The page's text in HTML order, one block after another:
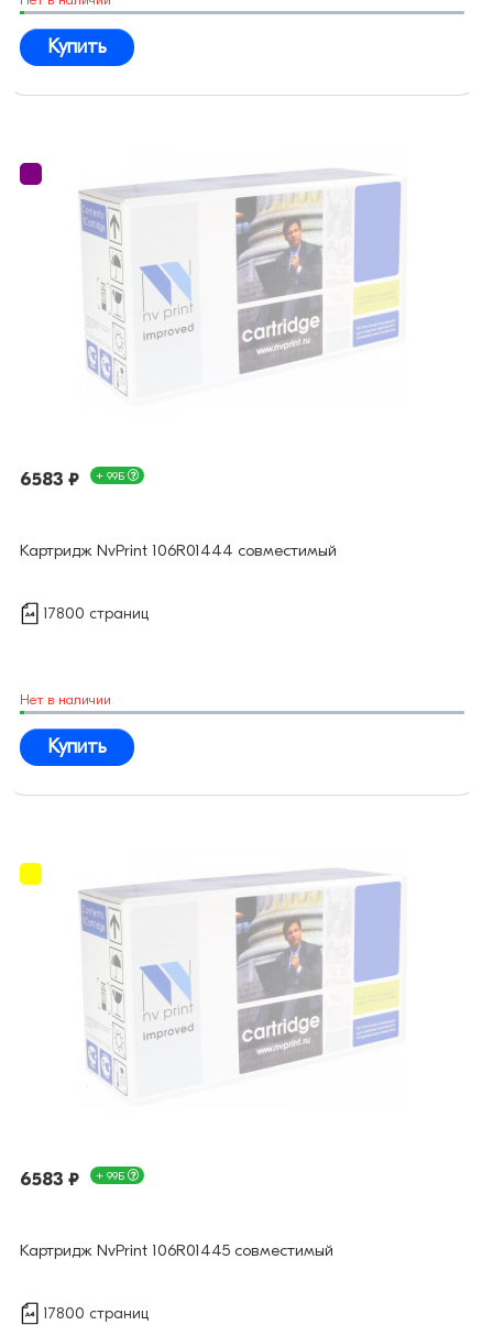
Купить
6583 ₽ + 99Б
Картридж NvPrint 106R01444 совместимый
17800 страниц
Нет в наличии
Купить
6583 ₽ + 99Б
Картридж NvPrint 106R01445 совместимый
17800 страниц